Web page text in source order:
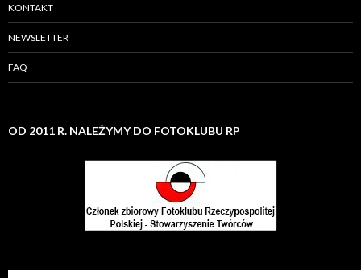
KONTAKT
NEWSLETTER
FAQ
OD 2011 R. NALEŻYMY DO FOTOKLUBU RP